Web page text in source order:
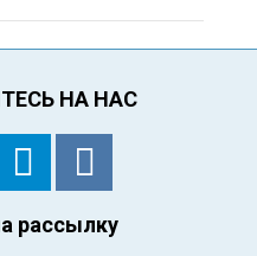
НА НАС
рассылку